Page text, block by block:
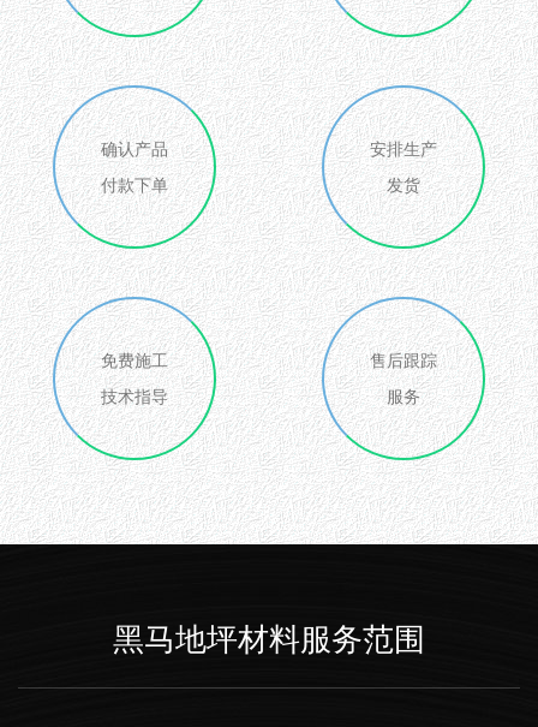
确认产品
付款下单
安排生产
发货
免费施工
技术指导
售后跟踪
服务
黑马地坪材料服务范围